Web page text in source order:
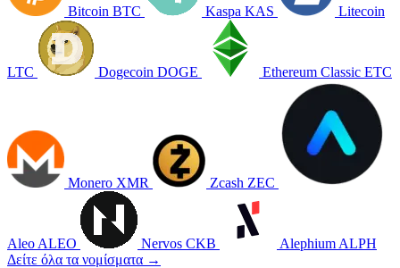
Bitcoin BTC Kaspa KAS Litecoin
LTC Dogecoin DOGE Ethereum Classic ETC
Monero XMR Zcash ZEC
Aleo ALEO Nervos CKB Alephium ALPH
Δείτε όλα τα νομίσματα →